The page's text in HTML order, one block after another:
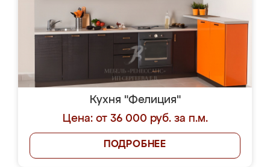
Кухня "Фелиция"
Цена: от 36 000 руб. за п.м.
ПОДРОБНЕЕ